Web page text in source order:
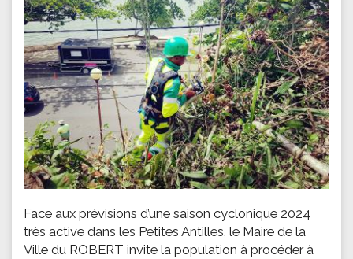
Face aux prévisions d’une saison cyclonique 2024
très active dans les Petites Antilles, le Maire de la
Ville du ROBERT invite la population à procéder à